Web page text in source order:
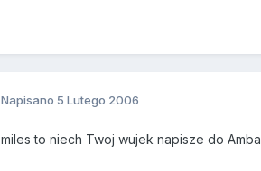
Napisano 5 Lutego 2006
miles to niech Twoj wujek napisze do